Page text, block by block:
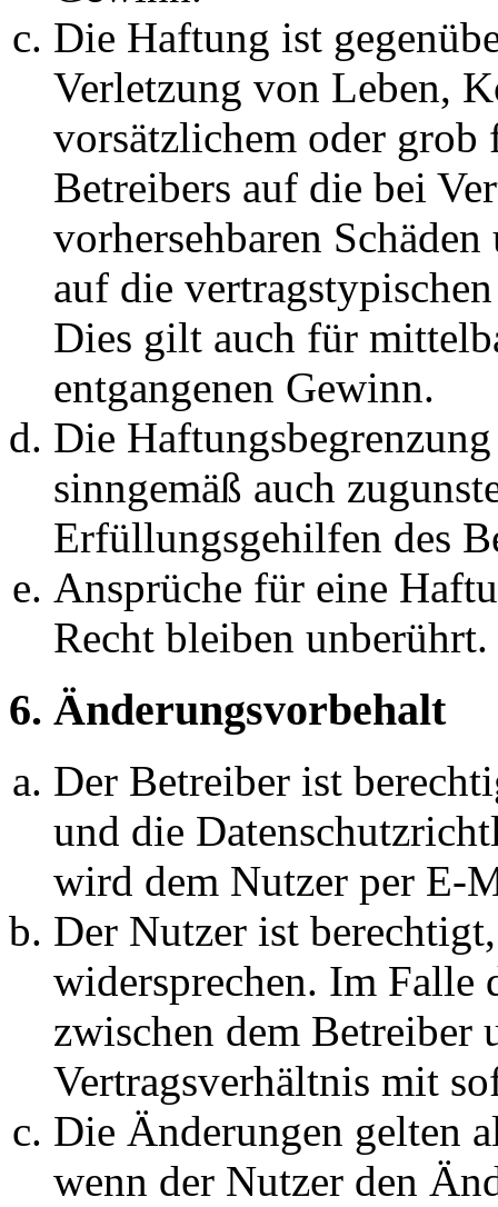
Die Haftung ist
Verletzung von Leben,
vorsätzlichem oder grob
Betreibers auf die bei
vorhersehbaren
auf die
Dies gilt auch für
entgangenen Gewinn.
Die
sinngemäß auch
Erfüllungsgehilfen des
Ansprüche für eine
Recht bleiben unberührt.
6. Änderungsvorbehalt
Der Betreiber ist
und die
wird dem Nutzer per E-
Der Nutzer ist
widersprechen. Im Falle
zwischen dem Betreiber
Vertragsverhältnis mit
Die Änderungen gelten
wenn der Nutzer den